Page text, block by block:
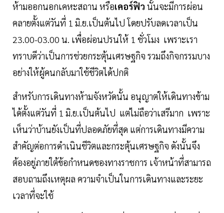
ห้ามออกนอกเคหะสถาน หรือเคอร์ฟิว นั้นจะมีการผ่อน
คลายตั้งแต่วันที่ 1 มิ.ย.เป็นต้นไป โดยปรับลดเวลาเป็น
23.00-03.00 น. เพื่อผ่อนปรนให้ 1 ชั่วโมง เพราะเรา
ทราบดีว่าเป็นการช่วยกระตุ้นเศรษฐกิจ รวมถึงกิจกรรมบาง
อย่างให้ผู้คนกลับมาใช้ชีวิตได้ปกติ
สำหรับการเดินทางห้ามจังหวัดนั้น อนุญาตให้เดินทางข้าม
ได้ตั้งแต่วันที่ 1 มิ.ย.เป็นต้นไป แต่ไม่ถือว่าเสรีมาก เพราะ
เห็นว่าบ้านยังเป็นที่ปลอดภัยที่สุด แต่การเดินทางมีความ
สำคัญต่อการดำเนินชีวิตและกระตุ้นเศรษฐกิจ ดังนั้นจึง
ต้องอยู่ภายใต้ข้อกำหนดของทางราชการ เจ้าหน้าที่สามารถ
สอบถามถึงเหตุผล ความจำเป็นในการเดินทางและระยะ
เวลาที่จะใช้